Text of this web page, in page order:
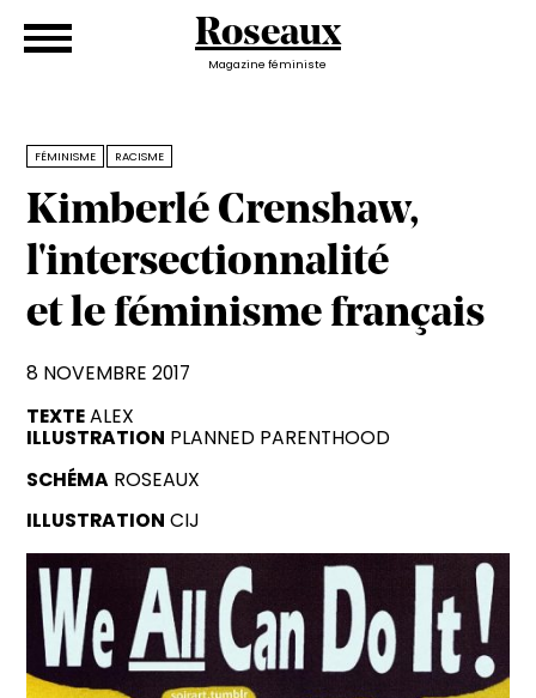
Roseaux
Magazine féministe
FÉMINISME RACISME
Kimberlé Crenshaw,
l'intersectionnalité
et le féminisme français
8 NOVEMBRE 2017
TEXTE ALEX
ILLUSTRATION PLANNED PARENTHOOD
SCHÉMA ROSEAUX
ILLUSTRATION CIJ